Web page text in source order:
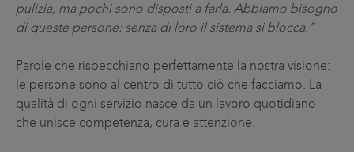
pulizia, ma pochi sono disposti a farla. Abbiamo bisogno
di queste persone: senza di loro il sistema si blocca.”
Parole che rispecchiano perfettamente la nostra visione:
le persone sono al centro di tutto ciò che facciamo. La
qualità di ogni servizio nasce da un lavoro quotidiano
che unisce competenza, cura e attenzione.